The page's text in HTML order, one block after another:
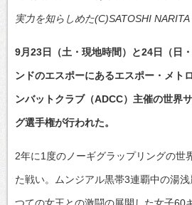
実力を知らしめた(C)SATOSHI NARITA
9月23日（土・現地時間）と24日（日
ンドのエスポーにあるエスポー・メト
ンバットクラブ（ADCC）主催の世界
グ選手権が行われた。
2年に1度のノーギグラップリングの世
た戦い。ムンジアル黒帯3連覇中の湯
つての女王との激闘の展開した女子60